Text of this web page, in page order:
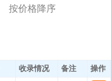
按价格降序
收录情况 备注 操作